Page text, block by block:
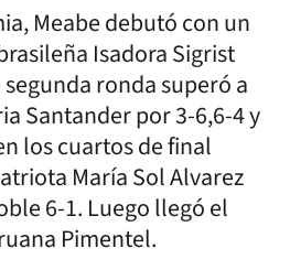
Meabe debutó con un
Isadora Sigrist
ronda superó a
Santander por 3-6,6-4 y
los cuartos de final
María Sol Alvarez
6-1. Luego llegó el
Pimentel.